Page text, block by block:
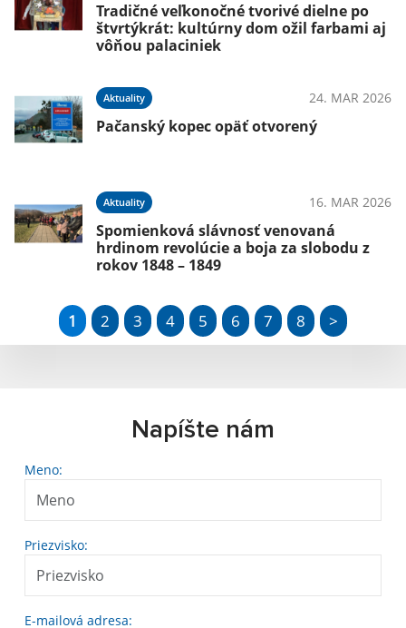
Tradičné veľkonočné tvorivé dielne po
štvrtýkrát: kultúrny dom ožil farbami aj
vôňou palaciniek
Aktuality 24. MAR 2026
Pačanský kopec opäť otvorený
Aktuality 16. MAR 2026
Spomienková slávnosť venovaná
hrdinom revolúcie a boja za slobodu z
rokov 1848 – 1849
1 2 3 4 5 6 7 8 >
Napíšte nám
Meno:
Priezvisko:
E-mailová adresa: